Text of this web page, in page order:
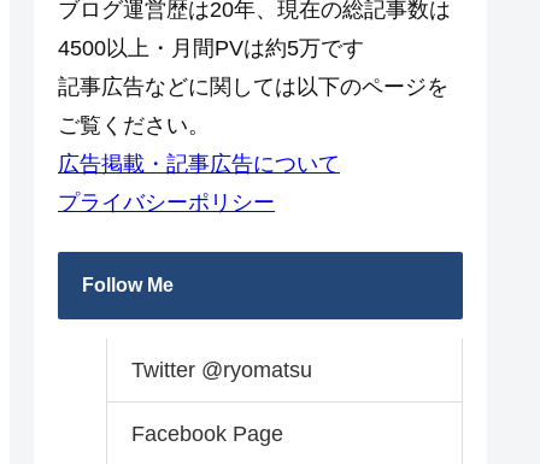
ブログ運営歴は20年、現在の総記事数は
4500以上・月間PVは約5万です
記事広告などに関しては以下のページを
ご覧ください。
広告掲載・記事広告について
プライバシーポリシー
Follow Me
Twitter @ryomatsu
Facebook Page